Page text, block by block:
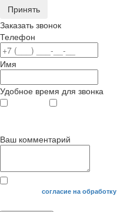
Принять
Заказать звонок
Телефон
Имя
Удобное время для звонка
Ваш комментарий
Я даю своесогласие на обработку